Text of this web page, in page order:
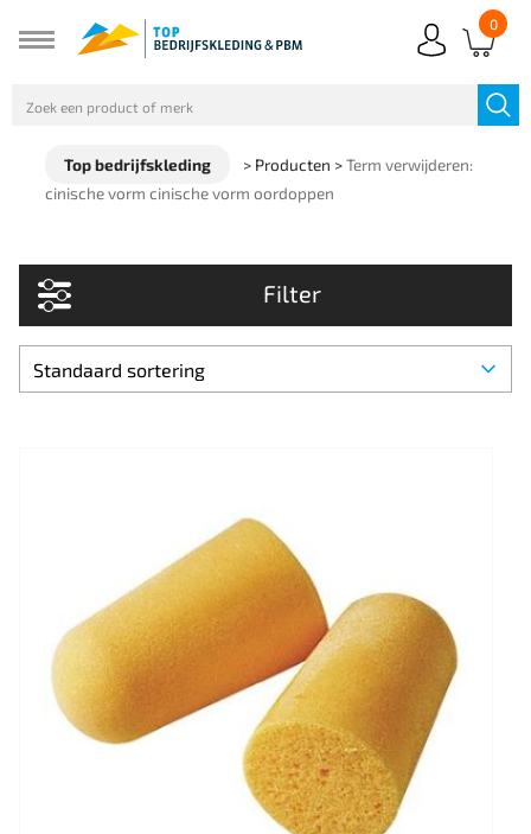
0
Top bedrijfskleding > Producten >Term verwijderen:
cinische vorm cinische vorm oordoppen
Filter